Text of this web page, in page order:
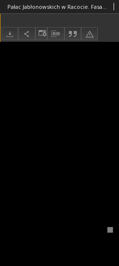
Pałac Jabłonowskich w Racocie. Fasada